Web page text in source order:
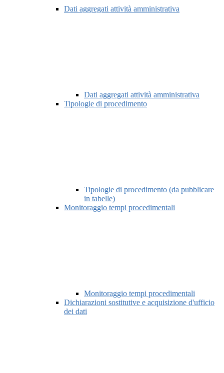
Dati aggregati attività amministrativa
Dati aggregati attività amministrativa
Tipologie di procedimento
Tipologie di procedimento (da pubblicare
in tabelle)
Monitoraggio tempi procedimentali
Monitoraggio tempi procedimentali
Dichiarazioni sostitutive e acquisizione d'ufficio
dei dati